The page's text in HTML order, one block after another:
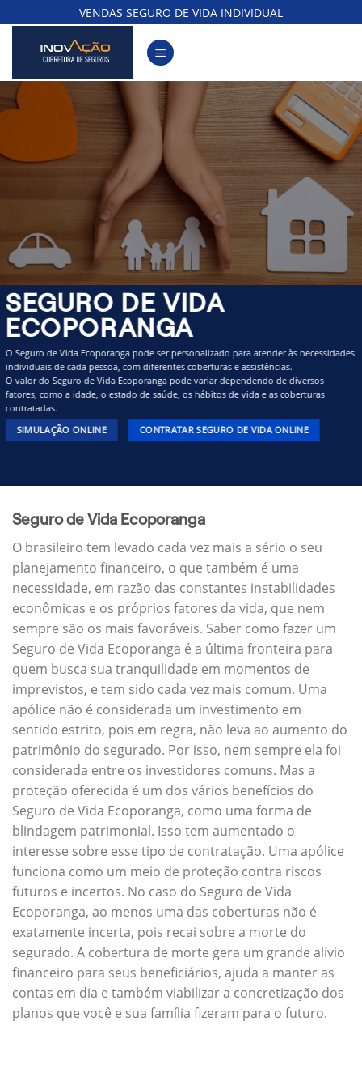
to
content
VENDAS SEGURO DE VIDA INDIVIDUAL
SEGURO DE VIDA
ECOPORANGA
O Seguro de Vida Ecoporanga pode ser personalizado para atender às necessidades
individuais de cada pessoa, com diferentes coberturas e assistências.
O valor do Seguro de Vida Ecoporanga pode variar dependendo de diversos
fatores, como a idade, o estado de saúde, os hábitos de vida e as coberturas
contratadas.
SIMULAÇÃO ONLINE CONTRATAR SEGURO DE VIDA ONLINE
Seguro de Vida Ecoporanga
O brasileiro tem levado cada vez mais a sério o seu
planejamento financeiro, o que também é uma
necessidade, em razão das constantes instabilidades
econômicas e os próprios fatores da vida, que nem
sempre são os mais favoráveis. Saber como fazer um
Seguro de Vida Ecoporanga é a última fronteira para
quem busca sua tranquilidade em momentos de
imprevistos, e tem sido cada vez mais comum. Uma
apólice não é considerada um investimento em
sentido estrito, pois em regra, não leva ao aumento do
patrimônio do segurado. Por isso, nem sempre ela foi
considerada entre os investidores comuns. Mas a
proteção oferecida é um dos vários benefícios do
Seguro de Vida Ecoporanga, como uma forma de
blindagem patrimonial. Isso tem aumentado o
interesse sobre esse tipo de contratação. Uma apólice
funciona como um meio de proteção contra riscos
futuros e incertos. No caso do Seguro de Vida
Ecoporanga, ao menos uma das coberturas não é
exatamente incerta, pois recai sobre a morte do
segurado. A cobertura de morte gera um grande alívio
financeiro para seus beneficiários, ajuda a manter as
contas em dia e também viabilizar a concretização dos
planos que você e sua família fizeram para o futuro.